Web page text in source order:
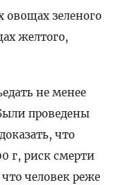
зеленого
желтого,
не менее
проведены
что
г, риск смерти
человек реже